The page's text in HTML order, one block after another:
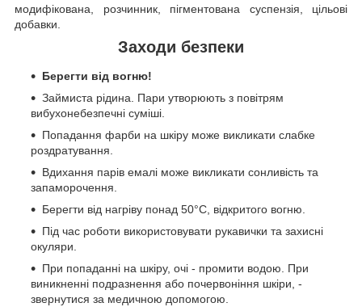
модифікована, розчинник, пігментована суспензія, цільові
добавки.
Заходи безпеки
Берегти від вогню!
Займиста рідина. Пари утворюють з повітрям
вибухонебезпечні суміші.
Попадання фарби на шкіру може викликати слабке
роздратування.
Вдихання парів емалі може викликати сонливість та
запаморочення.
Берегти від нагріву понад 50°C, відкритого вогню.
Під час роботи використовувати рукавички та захисні
окуляри.
При попаданні на шкіру, очі - промити водою. При
виникненні подразнення або почервоніння шкіри, -
звернутися за медичною допомогою.